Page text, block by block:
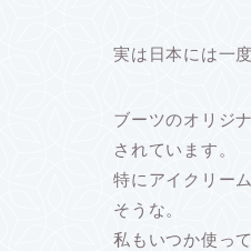
実は日本には一
ブーツのオリジ
されています。
特にアイクリー
そうな。
私もいつか使っ